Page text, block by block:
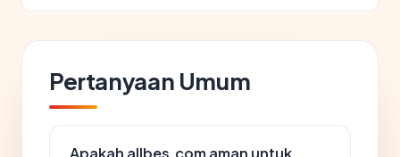
Pertanyaan Umum
Apakah allbes.com aman untuk